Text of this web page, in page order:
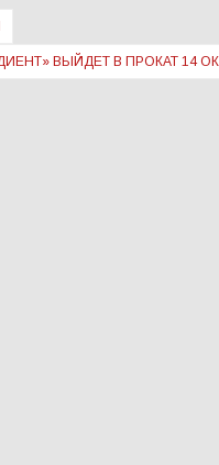
ВЫЙДЕТ В ПРОКАТ 14